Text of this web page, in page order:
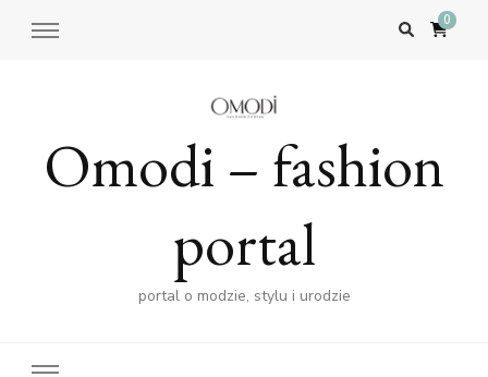
0
Omodi – fashion
portal
portal o modzie, stylu i urodzie